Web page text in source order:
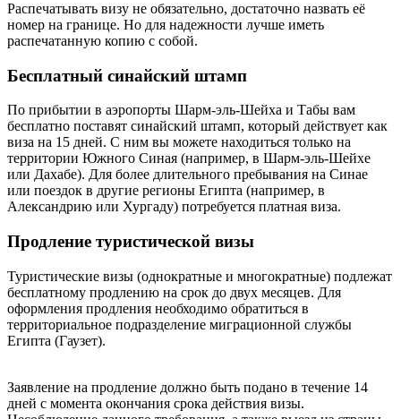
Распечатывать визу не обязательно, достаточно назвать её
номер на границе. Но для надежности лучше иметь
распечатанную копию с собой.
Бесплатный синайский штамп
По прибытии в аэропорты Шарм-эль-Шейха и Табы вам
бесплатно поставят синайский штамп, который действует как
виза на 15 дней. С ним вы можете находиться только на
территории Южного Синая (например, в Шарм-эль-Шейхе
или Дахабе). Для более длительного пребывания на Синае
или поездок в другие регионы Египта (например, в
Александрию или Хургаду) потребуется платная виза.
Продление туристической визы
Туристические визы (однократные и многократные) подлежат
бесплатному продлению на срок до двух месяцев. Для
оформления продления необходимо обратиться в
территориальное подразделение миграционной службы
Египта (Гаузет).
Заявление на продление должно быть подано в течение 14
дней с момента окончания срока действия визы.